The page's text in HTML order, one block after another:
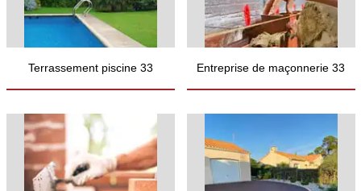
Terrassement piscine 33 Entreprise de maçonnerie 33